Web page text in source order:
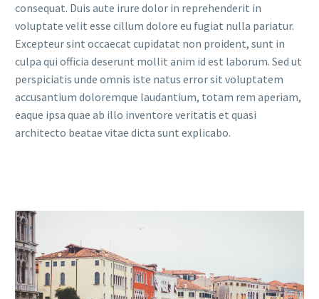
consequat. Duis aute irure dolor in reprehenderit in
voluptate velit esse cillum dolore eu fugiat nulla pariatur.
Excepteur sint occaecat cupidatat non proident, sunt in
culpa qui officia deserunt mollit anim id est laborum. Sed ut
perspiciatis unde omnis iste natus error sit voluptatem
accusantium doloremque laudantium, totam rem aperiam,
eaque ipsa quae ab illo inventore veritatis et quasi
architecto beatae vitae dicta sunt explicabo.